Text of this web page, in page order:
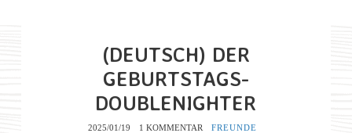
(DEUTSCH) DER
GEBURTSTAGS-
DOUBLENIGHTER
2025/01/19 1 KOMMENTAR FREUNDE